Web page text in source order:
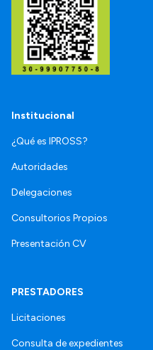
Institucional
¿Qué es IPROSS?
Autoridades
Delegaciones
Consultorios Propios
Presentación CV
PRESTADORES
Licitaciones
Consulta de expedientes